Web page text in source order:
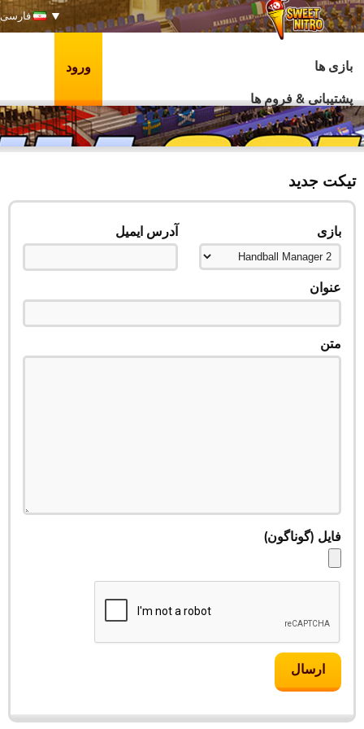
فارسی
بازی ها
پشتیبانی & فروم ها
ورود
تیکت جدید
آدرس ایمیل بازی
عنوان
متن
فایل (گوناگون)